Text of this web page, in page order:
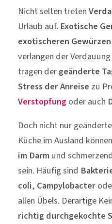
Nicht selten treten
Urlaub auf. Exotische
exotischeren Gewürzen
verlangen der
tragen dergeänderte
Stress der Anreise zu
Verstopfung oder auch
Doch nicht nur
Küche im Ausland
im Darmund
sein. Häufig sind
coli, Campylobacter
allen Übels. Derartige
richtig durchgekochte